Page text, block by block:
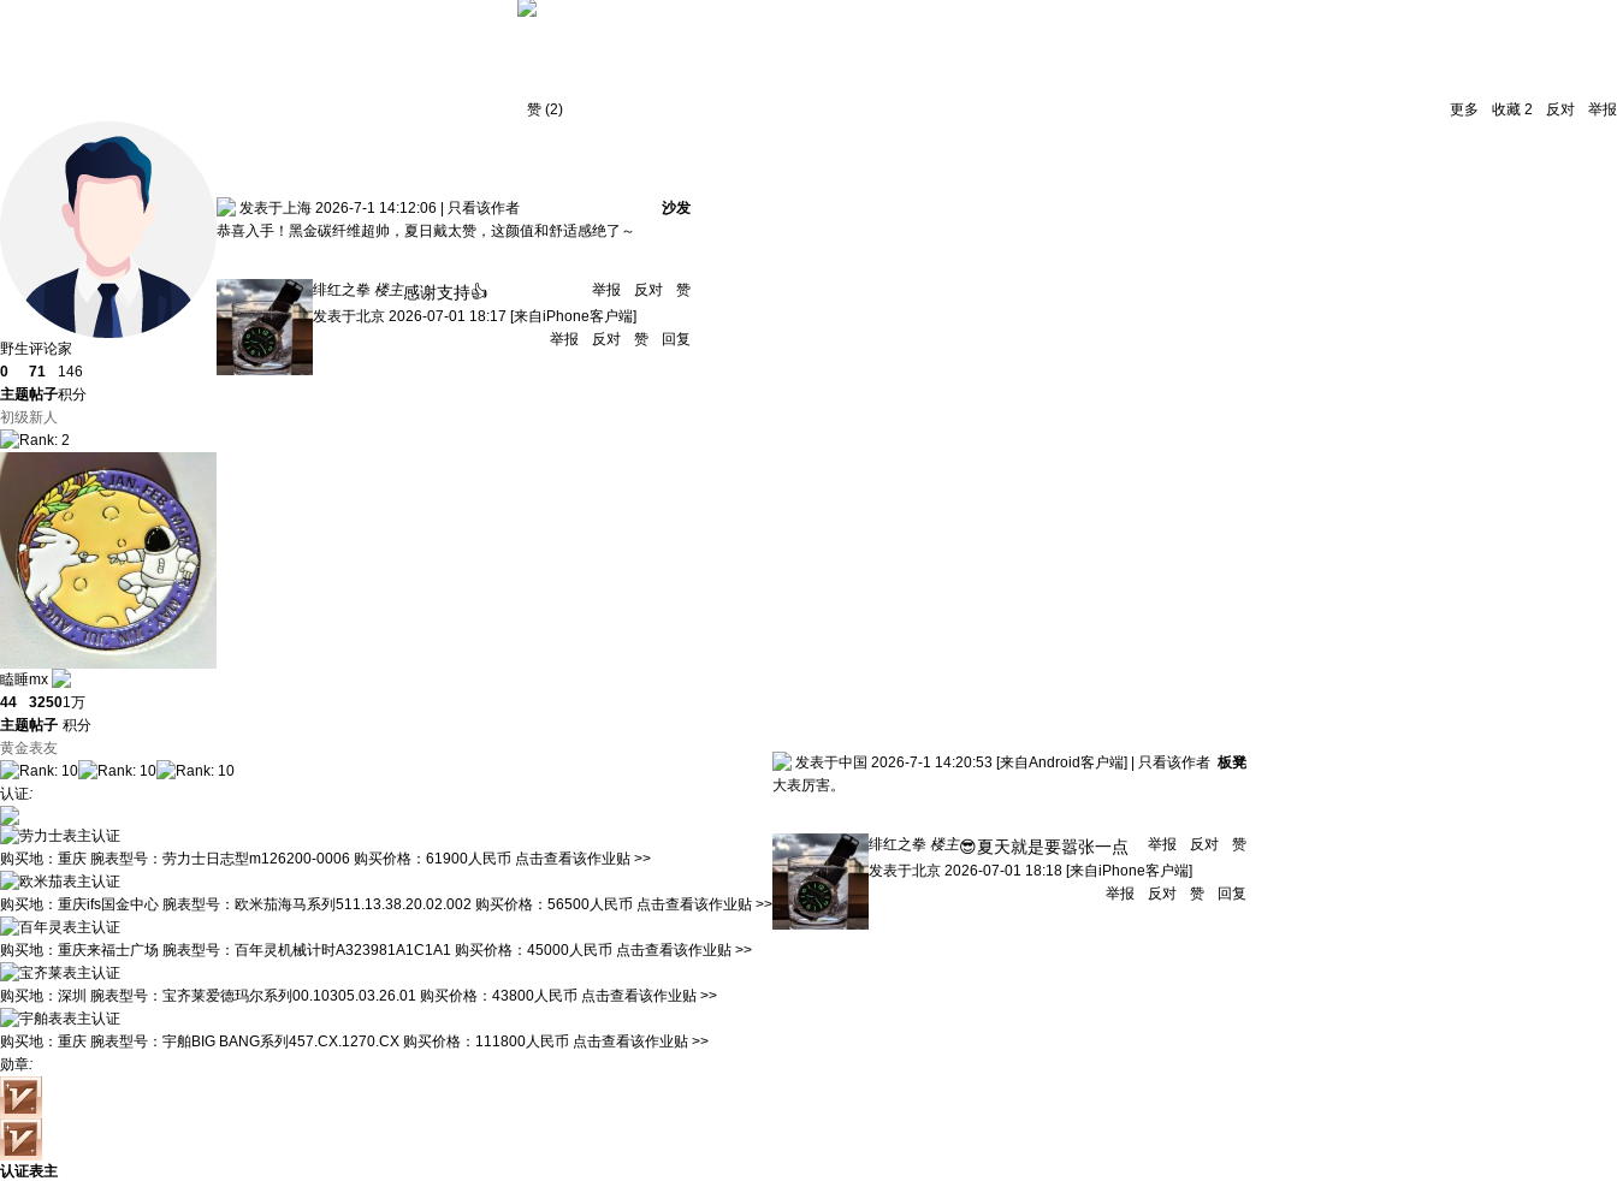
赞 (2) 更多 收藏 2 反对 举报
野生评论家
0
主题
71
帖子
146
积分
初级新人
沙发
发表于上海 2026-7-1 14:12:06
只看该作者
恭喜入手！黑金碳纤维超帅，夏日戴太赞，这颜值和舒适感绝了～
举报 反对 赞
绯红之拳 楼主感谢支持👍
发表于北京 2026-07-01 18:17 [来自iPhone客户端]
举报
反对 赞 回复
瞌睡mx
44
主题
3250
帖子
1万
积分
黄金表友
认证:
购买地： 重庆 腕表型号： 劳力士日志型m126200-0006 购买价格： 61900人民币 点击查看该作业贴 >>
购买地： 重庆ifs国金中心 腕表型号： 欧米茄海马系列511.13.38.20.02.002 购买价格： 56500人民币 点击查看该作业贴 >>
购买地： 重庆来福士广场 腕表型号： 百年灵机械计时A323981A1C1A1 购买价格： 45000人民币 点击查看该作业贴 >>
购买地： 深圳 腕表型号： 宝齐莱爱德玛尔系列00.10305.03.26.01 购买价格： 43800人民币 点击查看该作业贴 >>
购买地： 重庆 腕表型号： 宇舶BIG BANG系列457.CX.1270.CX 购买价格： 111800人民币 点击查看该作业贴 >>
勋章:
认证表主
板凳
发表于中国 2026-7-1 14:20:53 [来自Android客户端]
只看该作者
大表厉害。
举报 反对 赞
绯红之拳 楼主😎夏天就是要嚣张一点
发表于北京 2026-07-01 18:18 [来自iPhone客户端]
举报
反对 赞 回复